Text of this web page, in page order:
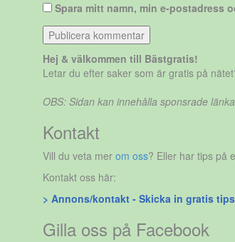
Spara mitt namn, min e-postadress
Hej & välkommen till Bästgratis!
Letar du efter saker som är gratis på
OBS: Sidan kan innehålla sponsrade
Kontakt
Vill du veta mer om oss? Eller har tips på
Kontakt oss här:
> Annons/kontakt - Skicka in gratis tips
Gilla oss på Facebook